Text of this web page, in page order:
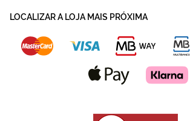
LOCALIZAR A LOJA MAIS PRÓXIMA